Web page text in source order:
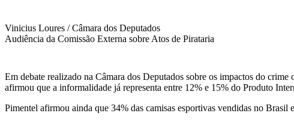
Vinicius Loures / Câmara dos Deputados
Audiência da Comissão Externa sobre Atos de Pirataria
Em debate realizado na Câmara dos Deputados sobre os impactos do
afirmou que a informalidade já representa entre 12% e 15% do Produto
Pimentel afirmou ainda que 34% das camisas esportivas vendidas no Brasil